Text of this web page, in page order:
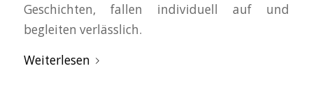
Geschichten, fallen individuell auf und
begleiten verlässlich.
Weiterlesen